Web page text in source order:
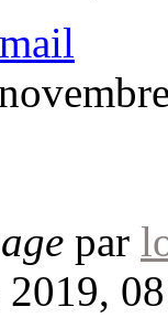
par
2019,